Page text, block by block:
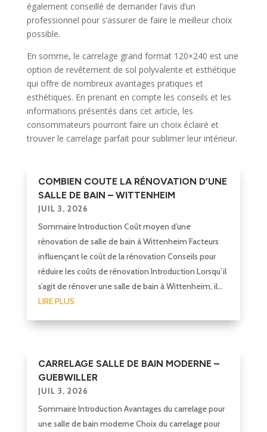
également conseillé de demander l’avis d’un
professionnel pour s’assurer de faire le meilleur choix
possible.
En somme, le carrelage grand format 120×240 est une
option de revêtement de sol polyvalente et esthétique
qui offre de nombreux avantages pratiques et
esthétiques. En prenant en compte les conseils et les
informations présentés dans cet article, les
consommateurs pourront faire un choix éclairé et
trouver le carrelage parfait pour sublimer leur intérieur.
COMBIEN COUTE LA RÉNOVATION D’UNE
SALLE DE BAIN – WITTENHEIM
JUIL 3, 2026
Sommaire Introduction Coût moyen d’une
rénovation de salle de bain à Wittenheim Facteurs
influençant le coût de la rénovation Conseils pour
réduire les coûts de rénovation Introduction Lorsqu’il
s’agit de rénover une salle de bain à Wittenheim, il...
LIRE PLUS
CARRELAGE SALLE DE BAIN MODERNE –
GUEBWILLER
JUIL 3, 2026
Sommaire Introduction Avantages du carrelage pour
une salle de bain moderne Choix du carrelage pour